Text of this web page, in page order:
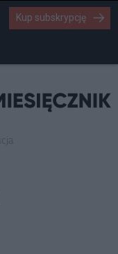
Kup subskrypcję